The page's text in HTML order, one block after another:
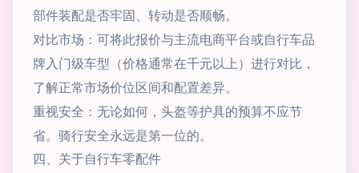
部件装配是否牢固、转动是否顺畅。
对比市场：可将此报价与主流电商平台或自行车品
牌入门级车型（价格通常在千元以上）进行对比，
了解正常市场价位区间和配置差异。
重视安全：无论如何，头盔等护具的预算不应节
省。骑行安全永远是第一位的。
四、关于自行车零配件